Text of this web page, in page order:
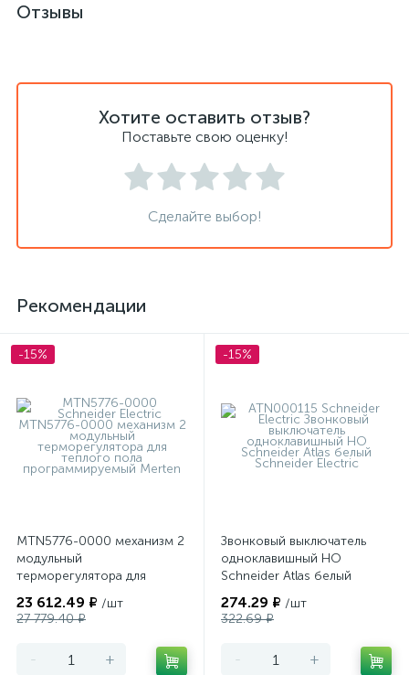
Отзывы
Хотите оставить отзыв?
Поставьте свою оценку!
Сделайте выбор!
Рекомендации
-15%
MTN5776-0000 механизм 2
модульный
терморегулятора для
программируемый Merten
23 612.49 ₽ /шт
27 779.40 ₽
- +
-15%
Звонковый выключатель
одноклавишный НО
Schneider Atlas белый
274.29 ₽ /шт
322.69 ₽
- +